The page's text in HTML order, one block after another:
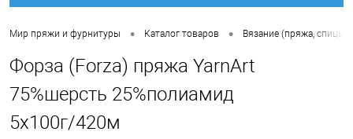
Мир пряжи и фурнитуры • Каталог товаров • Вязание (пряжа, спицы,
Форза (Forza) пряжа YarnArt
75%шерсть 25%полиамид
5х100г/420м